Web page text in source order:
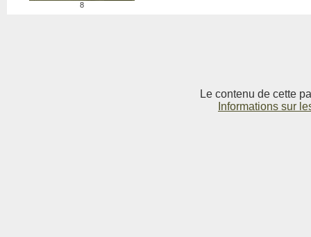
8
Le contenu de cette
Informations sur